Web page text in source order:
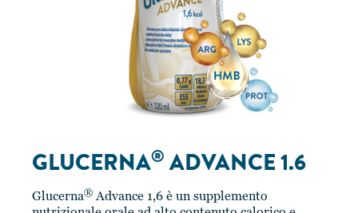
GLUCERNA® ADVANCE 1.6
Glucerna® Advance 1,6 è un supplemento